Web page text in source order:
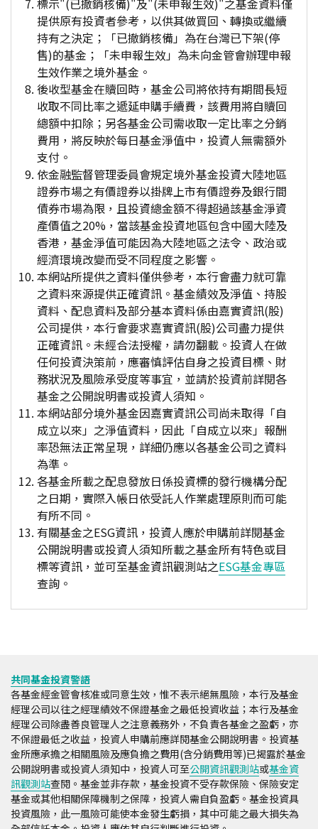
標示"(已撤銷核備)"及"(未申報生效)"之基金資料僅
提供原有投資者參考，以供其做買回、轉換或繼續
持有之決定；「已撤銷核備」為在台灣已下架(停
售)的基金；「未申報生效」為未向金管會辦理申報
生效作業之境外基金。
後收型基金在贖回時，基金公司將依持有期間長短
收取不同比率之遞延申購手續費，該費用將自贖回
總額中扣除；另各基金公司需收取一定比率之分銷
費用，將反映於每日基金淨值中，投資人無需額外
支付。
依金融監督管理委員會規定境外基金投資大陸地區
證券市場之有價證券以掛牌上市有價證券及銀行間
債券市場為限，且投資總金額不得超過該基金淨資
產價值之20%，當該基金投資地區包含中國大陸及
香港，基金淨值可能因為大陸地區之法令、政治或
經濟環境改變而受不同程度之影響。
本網站所提供之資料僅供參考，本行會盡力就可靠
之資料來源提供正確資訊。基金績效及淨值、持股
資料、配息資料及部分基本資料係由嘉實資訊(股)
公司提供，本行會要求嘉實資訊(股)公司盡力提供
正確資訊。未經合法授權，請勿翻載。投資人在做
任何投資決策前，應審慎評估自身之投資目標、財
務狀況及風險承受度等事宜，並請於投資前詳閱各
基金之公開說明書或投資人須知。
本網站部分境外基金因嘉實資訊公司尚未取得「自
成立以來」之淨值資料，因此「自成立以來」報酬
率恐無法正常呈現，詳細仍應以各基金公司之資料
為準。
各基金所載之配息發放日係投資標的發行機構分配
之日期，實際入帳日依受託人作業處理原則而可能
有所不同。
有關基金之ESG資訊，投資人應於申購前詳閱基金
公開說明書或投資人須知所載之基金所有特色或目
標等資訊，並可至基金資訊觀測站之ESG基金專區
查詢。
共同基金投資警語
各基金經金管會核准或同意生效，惟不表示絕無風險，本行及基金
經理公司以往之經理績效不保證基金之最低投資收益；本行及基金
經理公司除盡善良管理人之注意義務外，不負責各基金之盈虧，亦
不保證最低之收益，投資人申購前應詳閱基金公開說明書。投資基
金所應承擔之相關風險及應負擔之費用(含分銷費用等)已揭露於基金
公開說明書或投資人須知中，投資人可至公開資訊觀測站或基金資
訊觀測站查閱。基金並非存款，基金投資不受存款保險、保險安定
基金或其他相關保障機制之保障，投資人需自負盈虧。基金投資具
投資風險，此一風險可能使本金發生虧損，其中可能之最大損失為